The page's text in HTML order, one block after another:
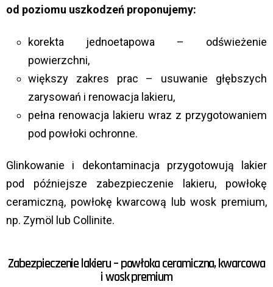
od poziomu uszkodzeń proponujemy:
korekta jednoetapowa – odświeżenie
powierzchni,
większy zakres prac – usuwanie głębszych
zarysowań i renowacja lakieru,
pełna renowacja lakieru wraz z przygotowaniem
pod powłoki ochronne.
Glinkowanie i dekontaminacja przygotowują lakier
pod późniejsze zabezpieczenie lakieru, powłokę
ceramiczną, powłokę kwarcową lub wosk premium,
np. Zymöl lub Collinite.
Zabezpieczenie lakieru – powłoka ceramiczna, kwarcowa
i wosk premium